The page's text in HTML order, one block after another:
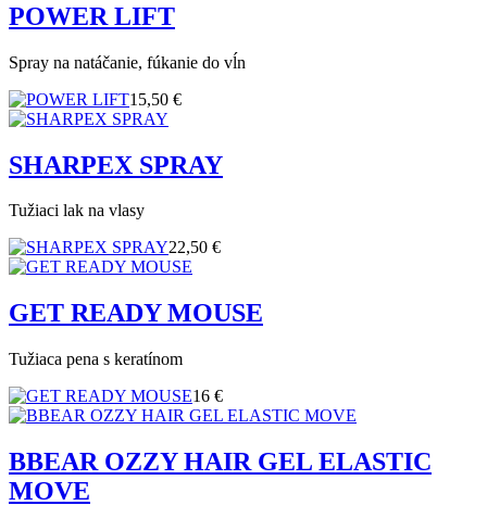
POWER LIFT
Spray na natáčanie, fúkanie do vĺn
15,50 €
SHARPEX SPRAY
Tužiaci lak na vlasy
22,50 €
GET READY MOUSE
Tužiaca pena s keratínom
16 €
BBEAR OZZY HAIR GEL ELASTIC
MOVE